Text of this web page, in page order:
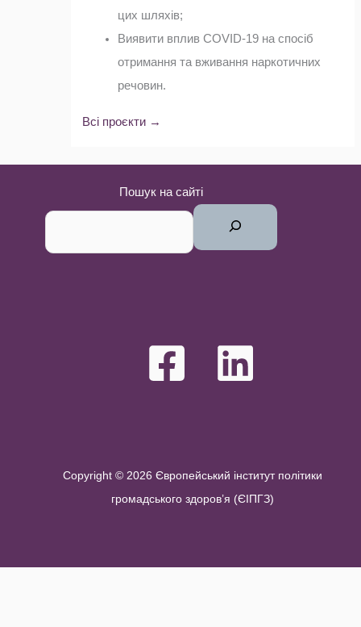
цих шляхів;
Виявити вплив COVID-19 на спосіб
отримання та вживання наркотичних
речовин.
Всі проєкти →
Пошук на сайті
Copyright © 2026 Європейський інститут політики
громадського здоров’я (ЄІПГЗ)